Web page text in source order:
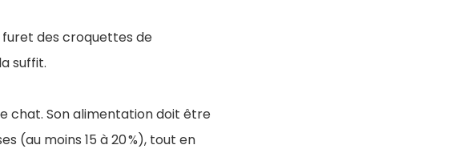
furet des croquettes de
suffit.
chat. Son alimentation doit être
(au moins 15 à 20 %), tout en